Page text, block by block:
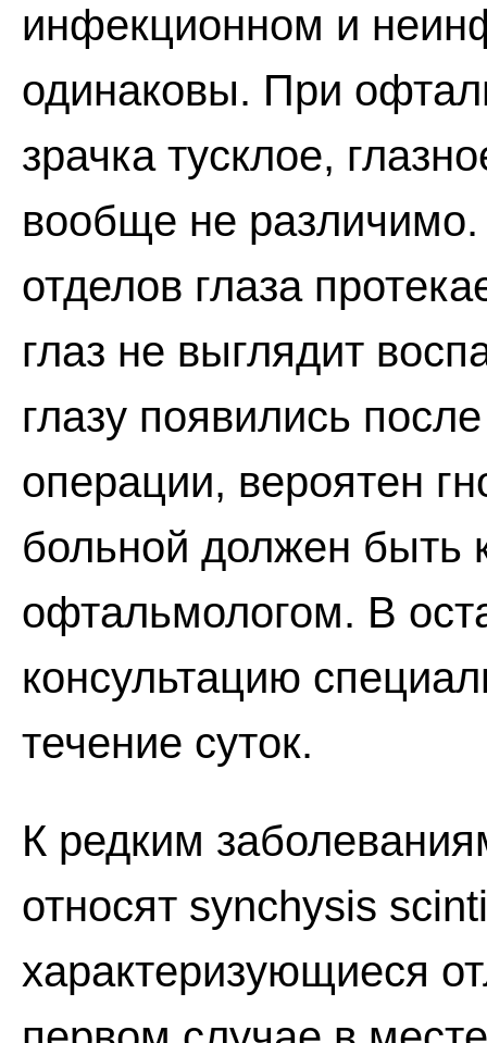
инфекционном и
одинаковы. При
зрачка тусклое,
вообще не
отделов глаза
глаз не выглядит
глазу появились
операции, вероятен
больной должен быть
офтальмологом. В
консультацию
течение суток.
К редким
относят synchysis
характеризующиеся